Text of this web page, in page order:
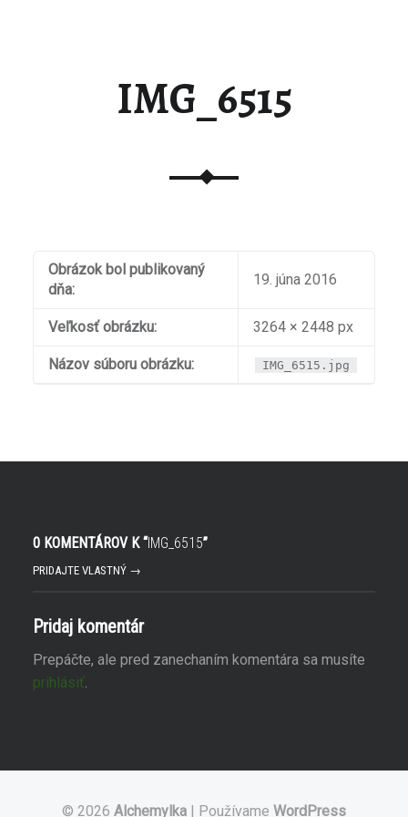
IMG_6515
Obrázok bol publikovaný
dňa:
19. júna 2016
Veľkosť obrázku: 3264 × 2448 px
Názov súboru obrázku: IMG_6515.jpg
0 KOMENTÁROV K “IMG_6515”
PRIDAJTE VLASTNÝ →
Pridaj komentár
Prepáčte, ale pred zanechaním komentára sa musíte
prihlásiť.
© 2026 Alchemylka Používame WordPress